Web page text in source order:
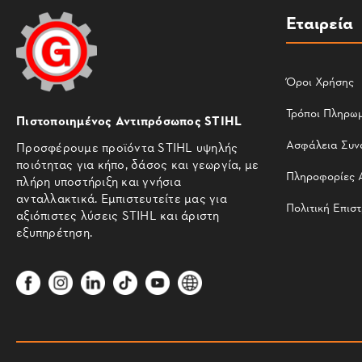
Πιστοποιημένος Αντιπρόσωπος STIHL
Προσφέρουμε προϊόντα STIHL υψηλής
ποιότητας για κήπο, δάσος και γεωργία, με
πλήρη υποστήριξη και γνήσια
ανταλλακτικά. Εμπιστευτείτε μας για
αξιόπιστες λύσεις STIHL και άριστη
εξυπηρέτηση.
Εταιρεία
Όροι Χρήσης
Τρόποι
Ασφάλεια
Πληροφορίες
Πολιτική